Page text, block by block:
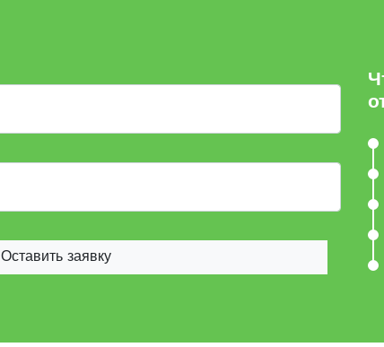
Оставить заявку